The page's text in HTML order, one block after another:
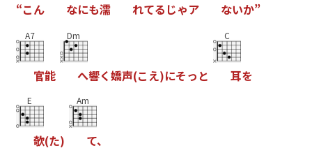
“こん なにも濡 れてる じゃア ないか”
A7
官能
Dm
へ響く嬌声(こ え)にそっ と
C
耳を
E
欹(た)
Am
て、